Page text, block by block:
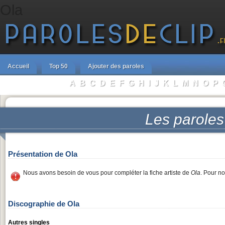
Accueil Top 50 Ajouter des paroles
A B C D E F G H I J K L M N O P
Les
Présentation de Ola
Nous avons besoin de vous pour compléter la fiche artiste de Ola. Pour
Discographie de Ola
Autres singles